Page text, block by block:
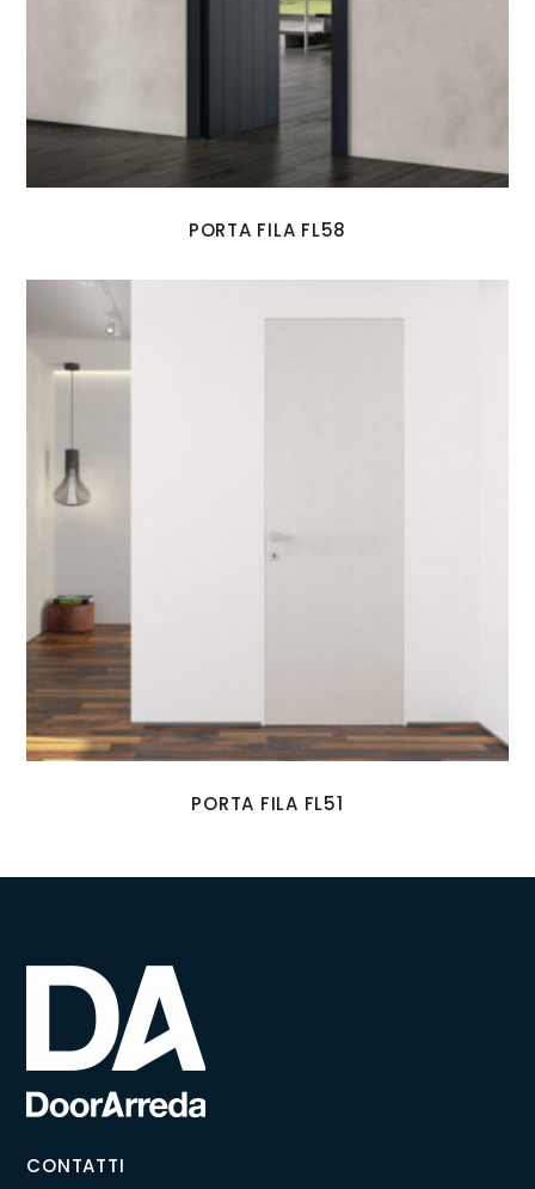
PORTA FILA FL58
PORTA FILA FL51
CONTATTI